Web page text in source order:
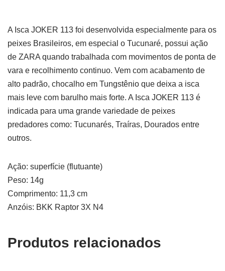
A Isca JOKER 113 foi desenvolvida especialmente para os
peixes Brasileiros, em especial o Tucunaré, possui ação
de ZARA quando trabalhada com movimentos de ponta de
vara e recolhimento continuo. Vem com acabamento de
alto padrão, chocalho em Tungstênio que deixa a isca
mais leve com barulho mais forte. A Isca JOKER 113 é
indicada para uma grande variedade de peixes
predadores como: Tucunarés, Traíras, Dourados entre
outros.
Ação: superfície (flutuante)
Peso: 14g
Comprimento: 11,3 cm
Anzóis: BKK Raptor 3X N4
Produtos relacionados